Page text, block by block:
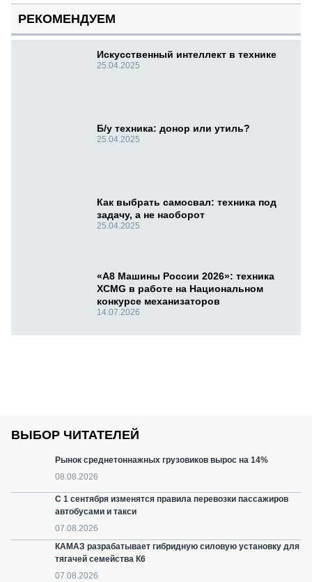
РЕКОМЕНДУЕМ
Искусственный интеллект в технике
25.04.2025
Б/у техника: донор или утиль?
25.04.2025
Как выбрать самосвал: техника под
задачу, а не наоборот
25.04.2025
«А8 Машины России 2026»: техника
XCMG в работе на Национальном
конкурсе механизаторов
14.07.2026
ВЫБОР ЧИТАТЕЛЕЙ
Рынок среднетоннажных грузовиков вырос на 14%
08.08.2026
С 1 сентября изменятся правила перевозки пассажиров
автобусами и такси
07.08.2026
КАМАЗ разрабатывает гибридную силовую установку для
тягачей семейства К6
07.08.2026